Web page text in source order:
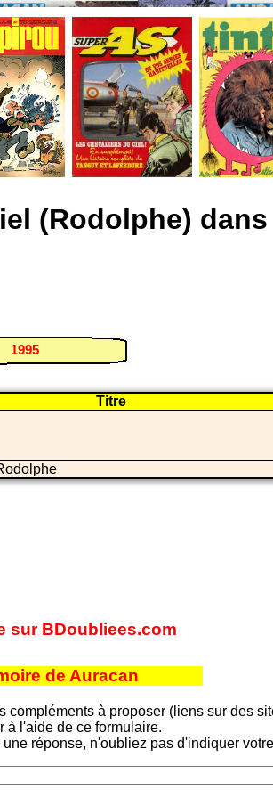
(Rodolphe)
1995
Titre
sur BDoubliees.com
de Auracan
à proposer (liens sur des
à l'aide de ce formulaire.
réponse, n'oubliez pas d'indiquer